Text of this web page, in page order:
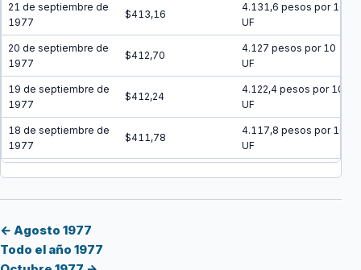
21 de septiembre de
1977
$413,16
4.131,6 pesos por 10
UF
20 de septiembre de
1977
$412,70
4.127 pesos por 10
UF
19 de septiembre de
1977
$412,24
4.122,4 pesos por 10
UF
18 de septiembre de
1977
$411,78
4.117,8 pesos por 10
UF
$411,32
1977
15 de septiembre de
← Agosto 1977
Todo el año 1977